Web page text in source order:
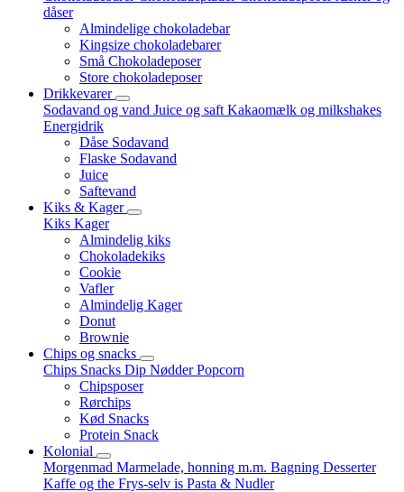
dåser
Almindelige chokoladebar
Kingsize chokoladebarer
Små Chokoladeposer
Store chokoladeposer
Drikkevarer
Sodavand og vand Juice og saft Kakaomælk og milkshakes
Energidrik
Dåse Sodavand
Flaske Sodavand
Juice
Saftevand
Kiks & Kager
Kiks Kager
Almindelig kiks
Chokoladekiks
Cookie
Vafler
Almindelig Kager
Donut
Brownie
Chips og snacks
Chips Snacks Dip NødderPopcorn
Chipsposer
Rørchips
Kød Snacks
Protein Snack
Kolonial
Morgenmad Marmelade, honning m.m. Bagning Desserter
Kaffe og the Frys-selv is Pasta & Nudler